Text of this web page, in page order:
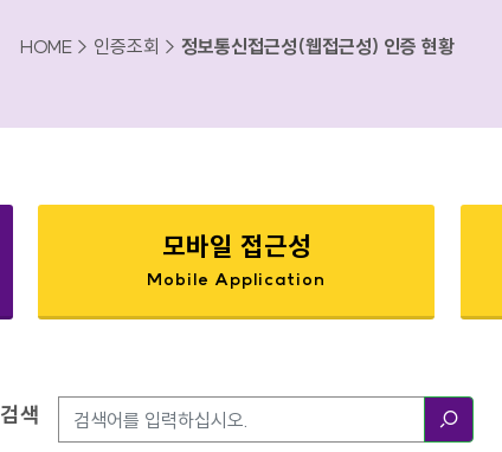
HOME > 인증조회 > 정보통신접근성(웹접근성) 인증 현황
모바일 접근성
Mobile Application
검색